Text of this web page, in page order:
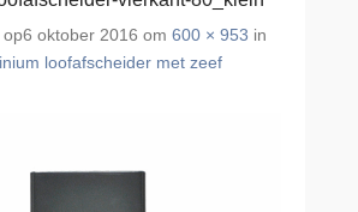
op6 oktober 2016 om 600 × 953 in
loofafscheider met zeef